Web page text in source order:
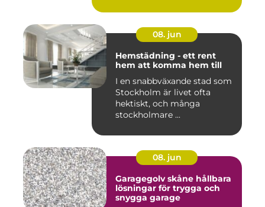
08. jun
Hemstädning - ett rent
hem att komma hem till
I en snabbväxande stad som
Stockholm är livet ofta
hektiskt, och många
stockholmare ...
08. jun
Garagegolv skåne hållbara
lösningar för trygga och
snygga garage